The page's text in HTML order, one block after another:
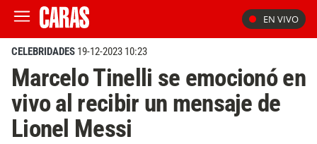
EN VIVO
CELEBRIDADES 19-12-2023 10:23
Marcelo Tinelli se emocionó en
vivo al recibir un mensaje de
Lionel Messi